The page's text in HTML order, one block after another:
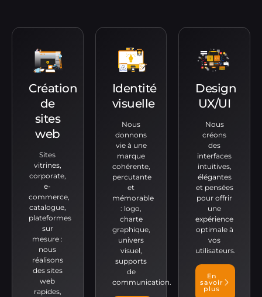
Création
de
sites
web
Sites
vitrines,
corporate,
e-
commerce,
catalogue,
plateformes
sur
mesure :
nous
réalisons
des sites
web
rapides,
Identité
visuelle
Nous
donnons
vie à une
marque
cohérente,
percutante
et
mémorable
: logo,
charte
graphique,
univers
visuel,
supports
de
communication.
Design
UX/UI
Nous
créons
des
interfaces
intuitives,
élégantes
et pensées
pour offrir
une
expérience
optimale à
vos
utilisateurs.
En
savoir
plus